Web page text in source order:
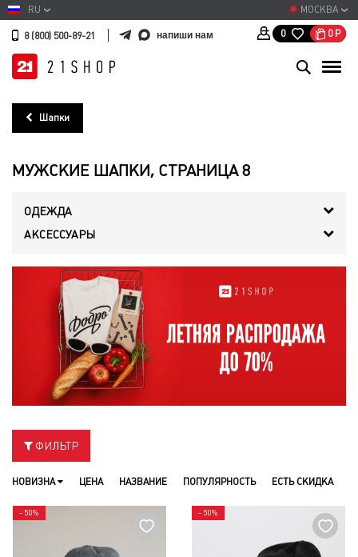
МОСКВА
RU
8 (800) 500-89-21 напиши нам 0 0 Р
Шапки
МУЖСКИЕ ШАПКИ, СТРАНИЦА 8
ОДЕЖДА
АКСЕССУАРЫ
ФИЛЬТР
НОВИЗНА ЦЕНА НАЗВАНИЕ ПОПУЛЯРНОСТЬ ЕСТЬ СКИДКА
- 50% - 50%